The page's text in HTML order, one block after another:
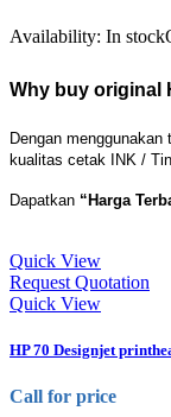
Availability: In stock
Why buy original
Dengan menggunakan
kualitas cetak INK /
Dapatkan “Harga
Quick View
Request Quotation
Quick View
HP 70 Designjet
Call for price